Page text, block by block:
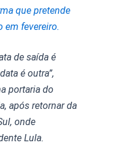
que pretende
em fevereiro.
de saída é
é outra”,
portaria do
após retornar da
onde
Lula.